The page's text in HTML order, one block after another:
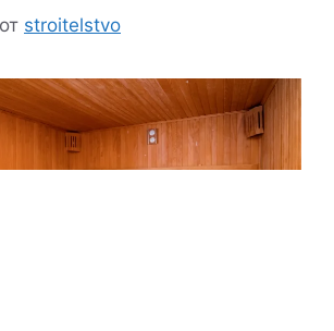
от stroitelstvo